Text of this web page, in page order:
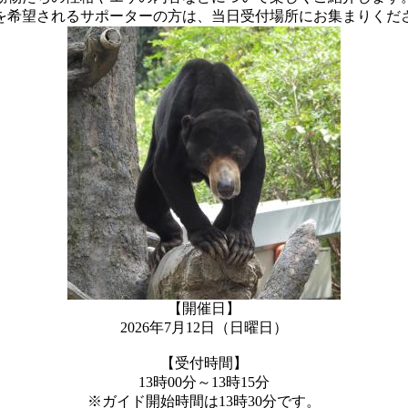
希望されるサポーターの方は、当日受付場所にお集まりくだ
【開催日】
2026年7月12日（日曜日）
【受付時間】
13時00分～13時15分
※ガイド開始時間は13時30分です。